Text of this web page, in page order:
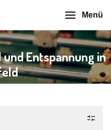
Menü
Entspannung in